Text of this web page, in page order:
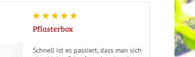
Pflasterbox
Schnell ist es passiert, dass man sich